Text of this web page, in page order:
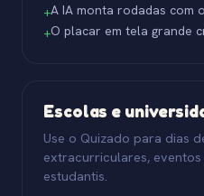
+A IA monta rodadas com
+O placar em tela grande
Escolas e
Use o Quizado para dias
extracurriculares,
estudantis.